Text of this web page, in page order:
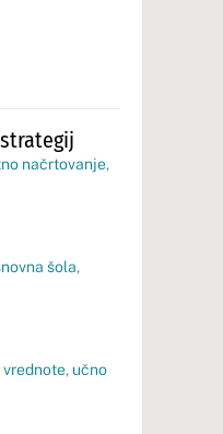
načrtovanje,
šola,
vrednote, učno